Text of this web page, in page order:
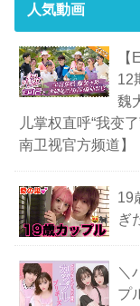
人気動画
12
魏
儿掌权直呼“我变
南卫视官方频道】
19
ぎ
＼
プ